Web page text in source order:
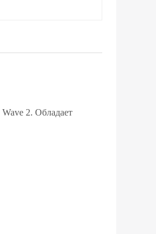
Wave 2. Обладает